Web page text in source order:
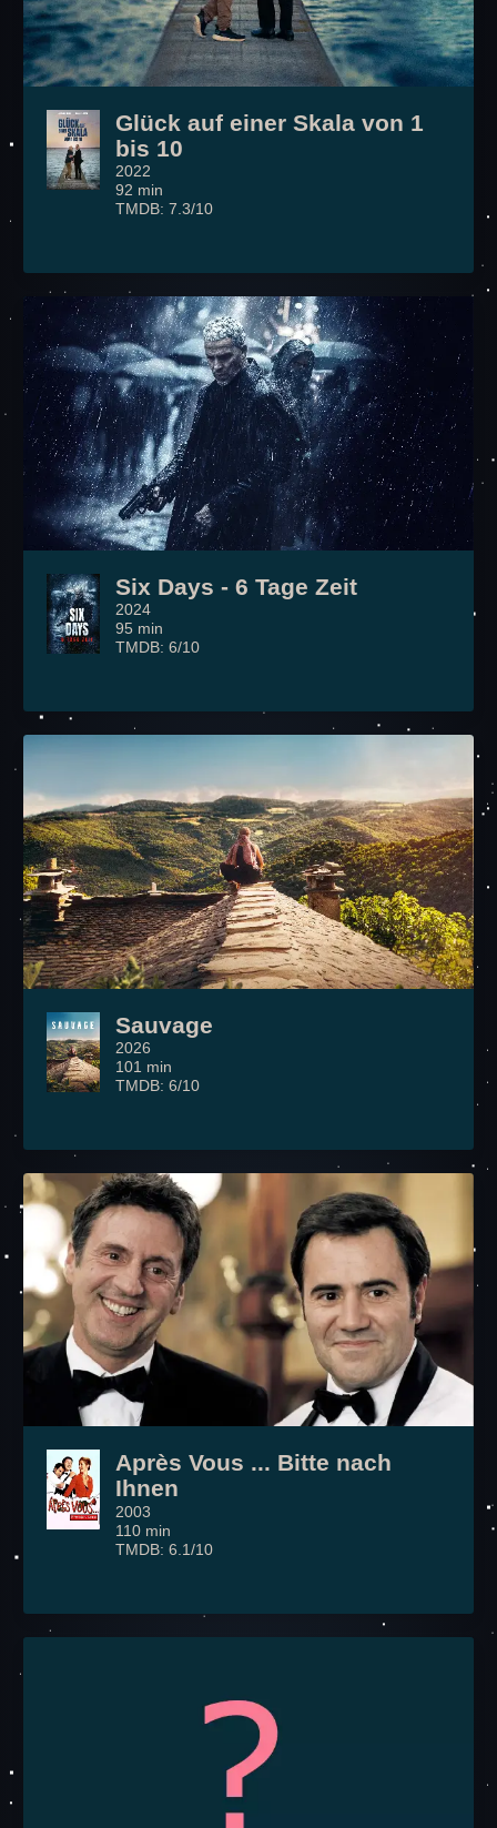
Glück auf einer Skala von 1
bis 10
2022
92 min
TMDB: 7.3/10
Six Days - 6 Tage Zeit
2024
95 min
TMDB: 6/10
Sauvage
2026
101 min
TMDB: 6/10
Après Vous ... Bitte nach
Ihnen
2003
110 min
TMDB: 6.1/10